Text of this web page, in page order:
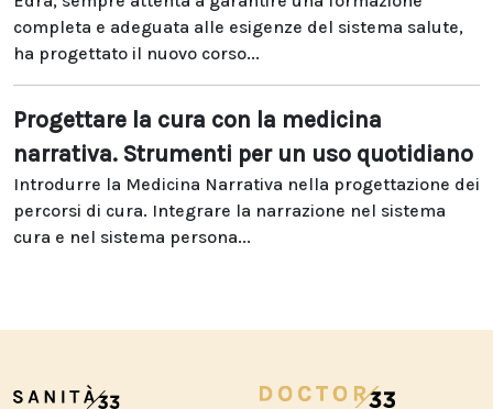
completa e adeguata alle esigenze del sistema salute,
ha progettato il nuovo corso...
Progettare la cura con la medicina
narrativa. Strumenti per un uso quotidiano
Introdurre la Medicina Narrativa nella progettazione dei
percorsi di cura. Integrare la narrazione nel sistema
cura e nel sistema persona...